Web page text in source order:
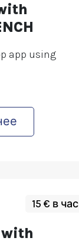
app using
15 € в час